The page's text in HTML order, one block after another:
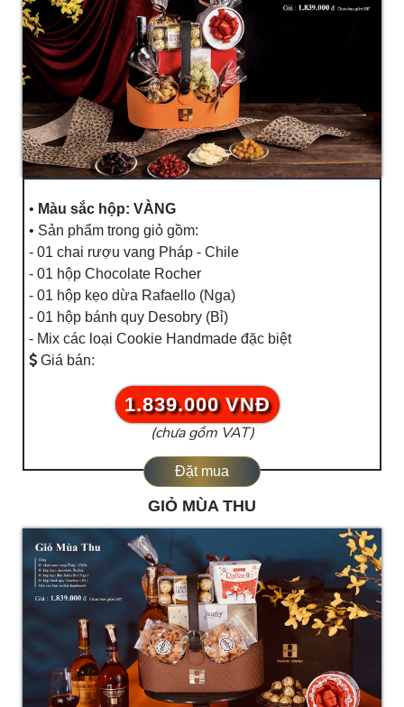
• Màu sắc hộp: VÀNG
• Sản phẩm trong giỏ gồm:
- 01 chai rượu vang Pháp - Chile
- 01 hộp Chocolate Rocher
- 01 hộp kẹo dừa Rafaello (Nga)
- 01 hộp bánh quy Desobry (Bỉ)
- Mix các loại Cookie Handmade đặc biệt
Giá bán:
1.839.000 VNĐ
(chưa gồm VAT)
Đặt mua
GIỎ MÙA THU